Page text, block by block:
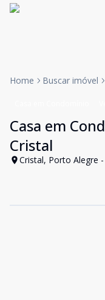
Home Buscar imóvel
Casa em
Cristal
Cristal, Porto Alegre -